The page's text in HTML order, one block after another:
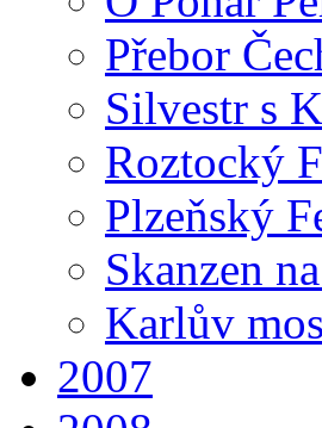
Přebor
Silvestr s
Roztocký
Plzeňský
Skanzen
Karlův
2007